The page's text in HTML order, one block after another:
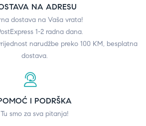
NA ADRESU
dostava na Vaša vrata!
1-2 radna dana.
narudžbe preko 100 KM, besplatna
dostava.
I PODRŠKA
Tu smo za sva pitanja!